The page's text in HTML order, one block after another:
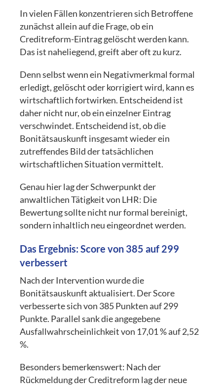
In vielen Fällen konzentrieren sich Betroffene
zunächst allein auf die Frage, ob ein
Creditreform-Eintrag gelöscht werden kann.
Das ist naheliegend, greift aber oft zu kurz.
Denn selbst wenn ein Negativmerkmal formal
erledigt, gelöscht oder korrigiert wird, kann es
wirtschaftlich fortwirken. Entscheidend ist
daher nicht nur, ob ein einzelner Eintrag
verschwindet. Entscheidend ist, ob die
Bonitätsauskunft insgesamt wieder ein
zutreffendes Bild der tatsächlichen
wirtschaftlichen Situation vermittelt.
Genau hier lag der Schwerpunkt der
anwaltlichen Tätigkeit von LHR: Die
Bewertung sollte nicht nur formal bereinigt,
sondern inhaltlich neu eingeordnet werden.
Das Ergebnis: Score von 385 auf 299
verbessert
Nach der Intervention wurde die
Bonitätsauskunft aktualisiert. Der Score
verbesserte sich von 385 Punkten auf 299
Punkte. Parallel sank die angegebene
Ausfallwahrscheinlichkeit von 17,01 % auf 2,52
%.
Besonders bemerkenswert: Nach der
Rückmeldung der Creditreform lag der neue